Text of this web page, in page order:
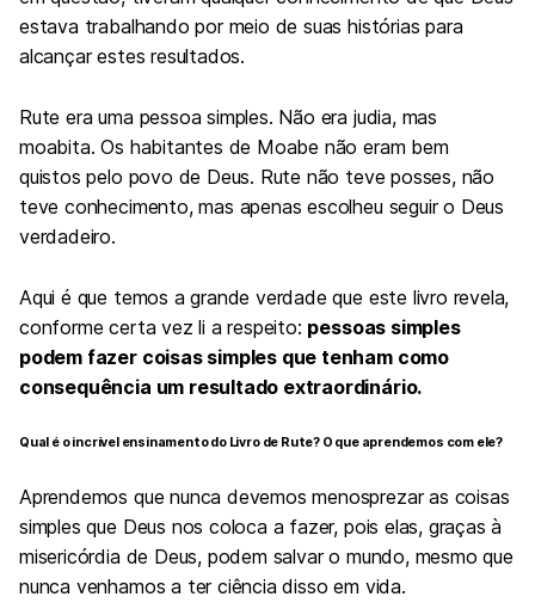
estava trabalhando por meio de suas histórias para
alcançar estes resultados.
Rute era uma pessoa simples. Não era judia, mas
moabita. Os habitantes de Moabe não eram bem
quistos pelo povo de Deus. Rute não teve posses, não
teve conhecimento, mas apenas escolheu seguir o Deus
verdadeiro.
Aqui é que temos a grande verdade que este livro revela,
conforme certa vez li a respeito: pessoas simples
podem fazer coisas simples que tenham como
consequência um resultado extraordinário.
Qual é o incrível ensinamento do Livro de Rute? O que aprendemos com ele?
Aprendemos que nunca devemos menosprezar as coisas
simples que Deus nos coloca a fazer, pois elas, graças à
misericórdia de Deus, podem salvar o mundo, mesmo que
nunca venhamos a ter ciência disso em vida.